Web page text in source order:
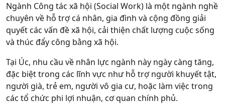
Ngành Công tác xã hội (Social Work) là một ngành nghề
chuyên về hỗ trợ cá nhân, gia đình và cộng đồng giải
quyết các vấn đề xã hội, cải thiện chất lượng cuộc sống
và thúc đẩy công bằng xã hội.
Tại Úc, nhu cầu về nhân lực ngành này ngày càng tăng,
đặc biệt trong các lĩnh vực như hỗ trợ người khuyết tật,
người già, trẻ em, người vô gia cư, hoặc làm việc trong
các tổ chức phi lợi nhuận, cơ quan chính phủ.